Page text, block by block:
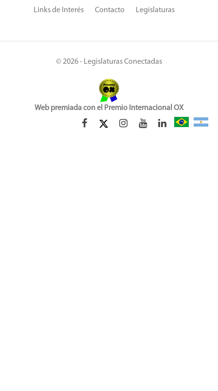
Links de Interés Contacto Legislaturas
© 2026 - Legislaturas Conectadas
Web premiada con el Premio Internacional OX